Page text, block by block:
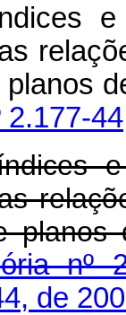
e
planos
2.177-
nº
de